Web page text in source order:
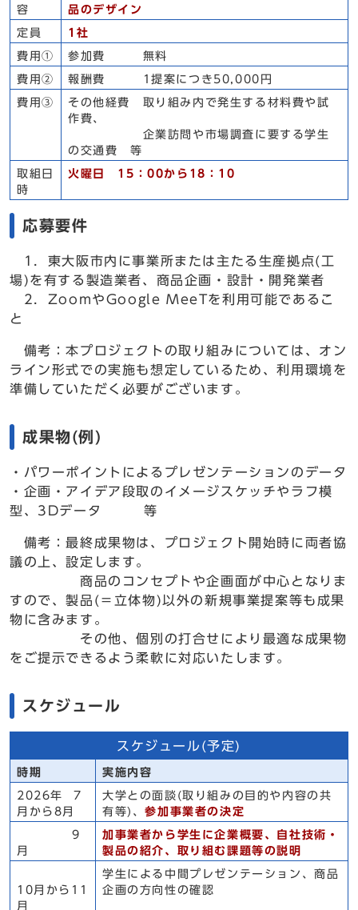
容
品のデザイン
定員 1社
費用① 参加費 無料
費用② 報酬費 1提案につき50,000円
費用③
その他経費 取り組み内で発生する材料費や試
作費、
企業訪問や市場調査に要する学生
の交通費 等
取組日
時
火曜日 15：00から18：10
応募要件
1．東大阪市内に事業所または主たる生産拠点(工
場)を有する製造業者、商品企画・設計・開発業者
2．ZoomやGoogle MeeTを利用可能であるこ
と
備考：本プロジェクトの取り組みについては、オン
ライン形式での実施も想定しているため、利用環境を
準備していただく必要がございます。
成果物(例)
・パワーポイントによるプレゼンテーションのデータ
・企画・アイデア段取のイメージスケッチやラフ模
型、3Dデータ 等
備考：最終成果物は、プロジェクト開始時に両者協
議の上、設定します。
商品のコンセプトや企画面が中心となりま
すので、製品(＝立体物)以外の新規事業提案等も成果
物に含みます。
その他、個別の打合せにより最適な成果物
をご提示できるよう柔軟に対応いたします。
スケジュール
スケジュール(予定)
時期 実施内容
2026年 7
月から8月
大学との面談(取り組みの目的や内容の共
有等)、参加事業者の決定
9
月
加事業者から学生に企業概要、自社技術・
製品の紹介、取り組む課題等の説明
10月から11
月
学生による中間プレゼンテーション、商品
企画の方向性の確認